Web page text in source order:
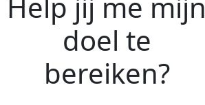
doel te
bereiken?